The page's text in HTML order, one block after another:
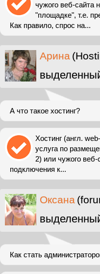
чужого веб-сайта
"площадке", т.е.
Как правило, спрос на...
Арина
А что такое хостинг?
Хостинг (англ.
услуга по
2) или чужого
подключения к...
Оксана
Как стать